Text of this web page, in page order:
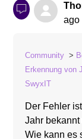
ago
Community
Erkennung von
SwyxIT
Der Fehler
Jahr
Wie kann es